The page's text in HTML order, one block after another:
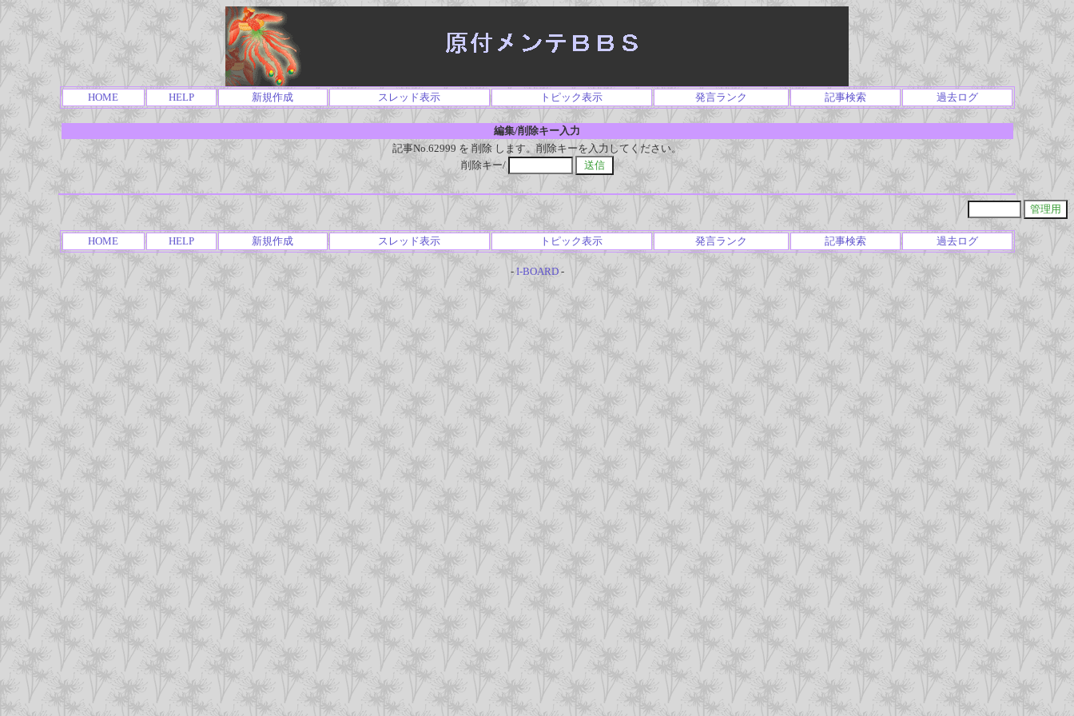
HOME HELP 新規作成 スレッド表示 トピック表示 発言ランク 記事検索 過去ログ
編集/削除キー入力
記事No.62999 を 削除 します。削除キーを入力してください。
削除キー/
HOME HELP 新規作成 スレッド表示 トピック表示 発言ランク 記事検索 過去ログ
- I-BOARD-